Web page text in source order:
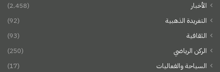
الأخبار
(2٬458)
التغريدة الذهبية
(92)
الثقافية
(93)
الركن الرياضي
(250)
السياحة والفعاليات
(17)